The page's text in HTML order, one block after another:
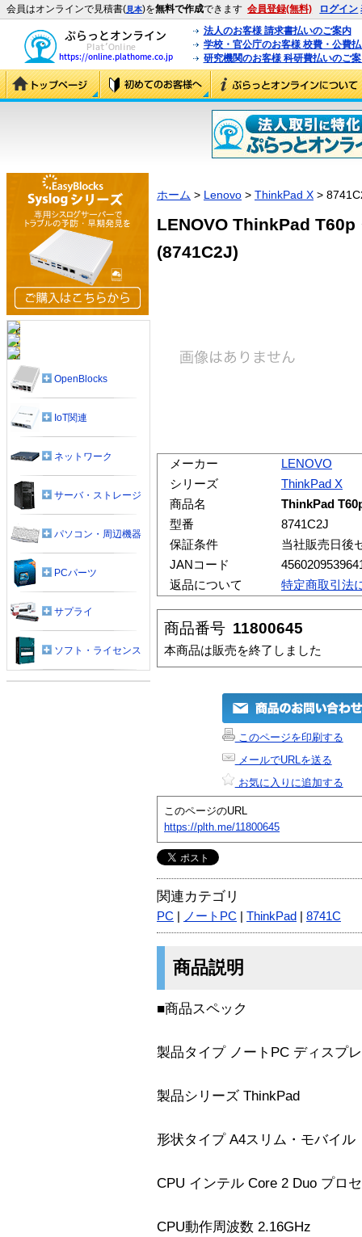
会員はオンラインで見積書(見本)を無料で作成できます 会員登録(無料) ログイン
法人のお客様 請求書払いのご案内
学校・官公庁のお客様 校費・公費
研究機関のお客様 科研費払いのご
ホーム > Lenovo > ThinkPad X >
LENOVO ThinkPad
(8741C2J)
メーカー
LENOVO
シリーズ
ThinkPad X
商品名
ThinkPad
型番
8741C2J
保証条件
当社販売日後
JANコード
返品について
特定商取引法
商品番号 11800645
本商品は販売を終了しました
このページを印刷する
メールでURLを送る
お気に入りに追加する
このページのURL
https://plth.me/11800645
関連カテゴリ
PC ノートPC ThinkPad 8741C
商品説明
■商品スペック
製品タイプ ノートPC ディスプ
製品シリーズ ThinkPad
形状タイプ A4スリム・モバイル
CPU インテル Core 2 Duo プロ
CPU動作周波数 2.16GHz
OpenBlocks
IoT関連
ネットワーク
サーバ・ストレージ
パソコン・周辺機器
PCパーツ
サプライ
ソフト・ライセンス